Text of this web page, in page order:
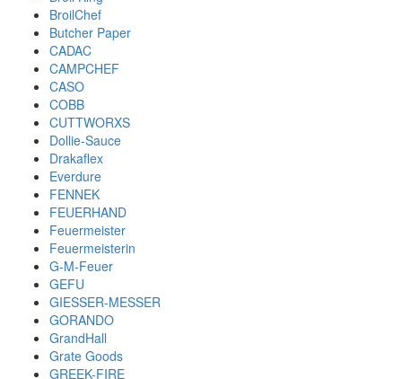
BroilChef
Butcher Paper
CADAC
CAMPCHEF
CASO
COBB
CUTTWORXS
Dollie-Sauce
Drakaflex
Everdure
FENNEK
FEUERHAND
Feuermeister
Feuermeisterin
G-M-Feuer
GEFU
GIESSER-MESSER
GORANDO
GrandHall
Grate Goods
GREEK-FIRE